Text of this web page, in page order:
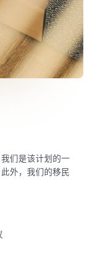
们是该计划的一
外，我们的移民